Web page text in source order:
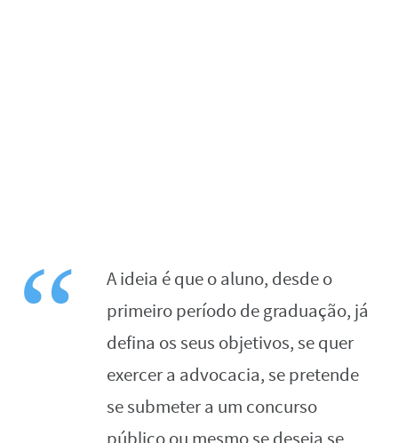
A ideia é que o aluno, desde o
primeiro período de graduação, já
defina os seus objetivos, se quer
exercer a advocacia, se pretende
se submeter a um concurso